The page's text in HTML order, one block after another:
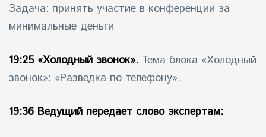
Задача: принять участие в конференции за
минимальные деньги
19:25 «Холодный звонок». Тема блока «Холодный
звонок»: «Разведка по телефону».
19:36 Ведущий передает слово экспертам: